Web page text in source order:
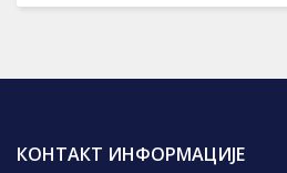
КОНТАКТ ИНФОРМАЦИЈЕ